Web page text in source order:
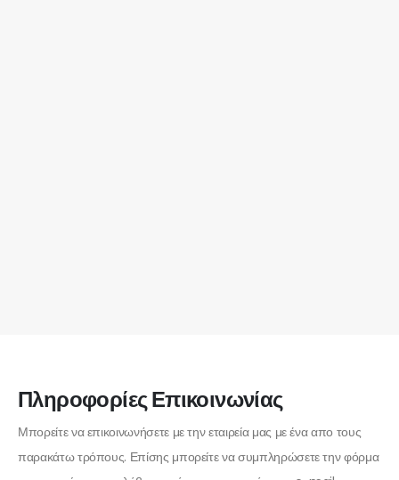
Πληροφορίες Επικοινωνίας
Μπορείτε να επικοινωνήσετε με την εταιρεία μας με ένα απο τους
παρακάτω τρόπους. Επίσης μπορείτε να συμπληρώσετε την φόρμα